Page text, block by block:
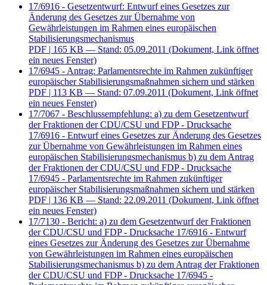
17/6916 - Gesetzentwurf: Entwurf eines Gesetzes zur
Änderung des Gesetzes zur Übernahme von
Gewährleistungen im Rahmen eines europäischen
Stabilisierungsmechanismus
PDF | 165 KB — Stand: 05.09.2011 (Dokument, Link öffnet
ein neues Fenster)
17/6945 - Antrag: Parlamentsrechte im Rahmen zukünftiger
europäischer Stabilisierungsmaßnahmen sichern und stärken
PDF | 113 KB — Stand: 07.09.2011 (Dokument, Link öffnet
ein neues Fenster)
17/7067 - Beschlussempfehlung: a) zu dem Gesetzentwurf
der Fraktionen der CDU/CSU und FDP - Drucksache
17/6916 - Entwurf eines Gesetzes zur Änderung des Gesetzes
zur Übernahme von Gewährleistungen im Rahmen eines
europäischen Stabilisierungsmechanismus b) zu dem Antrag
der Fraktionen der CDU/CSU und FDP - Drucksache
17/6945 - Parlamentsrechte im Rahmen zukünftiger
europäischer Stabilisierungsmaßnahmen sichern und stärken
PDF | 136 KB — Stand: 22.09.2011 (Dokument, Link öffnet
ein neues Fenster)
17/7130 - Bericht: a) zu dem Gesetzentwurf der Fraktionen
der CDU/CSU und FDP - Drucksache 17/6916 - Entwurf
eines Gesetzes zur Änderung des Gesetzes zur Übernahme
von Gewährleistungen im Rahmen eines europäischen
Stabilisierungsmechanismus b) zu dem Antrag der Fraktionen
der CDU/CSU und FDP - Drucksache 17/6945 -